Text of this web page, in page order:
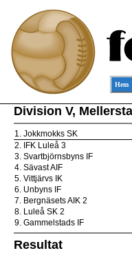
Hem
Division V,
1. Jokkmokks SK
2. IFK Luleå 3
3. Svartbjörnsbyns IF
4. Sävast AIF
5. Vittjärvs IK
6. Unbyns IF
7. Bergnäsets AIK 2
8. Luleå SK 2
9. Gammelstads IF
Resultat